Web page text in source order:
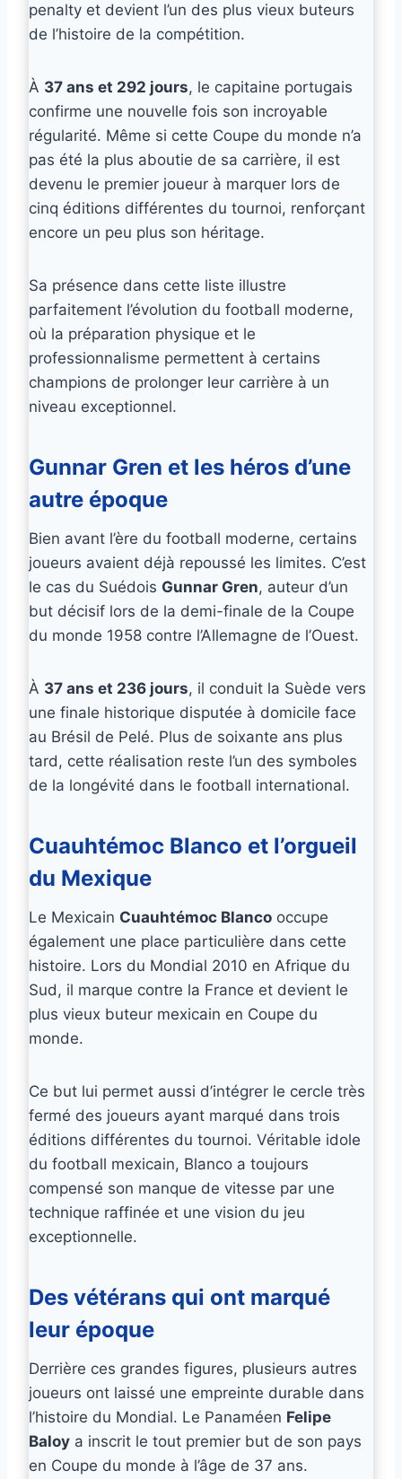
penalty et devient l’un des plus vieux buteurs
de l’histoire de la compétition.
À 37 ans et 292 jours, le capitaine portugais
confirme une nouvelle fois son incroyable
régularité. Même si cette Coupe du monde n’a
pas été la plus aboutie de sa carrière, il est
devenu le premier joueur à marquer lors de
cinq éditions différentes du tournoi, renforçant
encore un peu plus son héritage.
Sa présence dans cette liste illustre
parfaitement l’évolution du football moderne,
où la préparation physique et le
professionnalisme permettent à certains
champions de prolonger leur carrière à un
niveau exceptionnel.
Gunnar Gren et les héros d’une
autre époque
Bien avant l’ère du football moderne, certains
joueurs avaient déjà repoussé les limites. C’est
le cas du Suédois Gunnar Gren, auteur d’un
but décisif lors de la demi-finale de la Coupe
du monde 1958 contre l’Allemagne de l’Ouest.
À 37 ans et 236 jours, il conduit la Suède vers
une finale historique disputée à domicile face
au Brésil de Pelé. Plus de soixante ans plus
tard, cette réalisation reste l’un des symboles
de la longévité dans le football international.
Cuauhtémoc Blanco et l’orgueil
du Mexique
Le Mexicain Cuauhtémoc Blanco occupe
également une place particulière dans cette
histoire. Lors du Mondial 2010 en Afrique du
Sud, il marque contre la France et devient le
plus vieux buteur mexicain en Coupe du
monde.
Ce but lui permet aussi d’intégrer le cercle très
fermé des joueurs ayant marqué dans trois
éditions différentes du tournoi. Véritable idole
du football mexicain, Blanco a toujours
compensé son manque de vitesse par une
technique raffinée et une vision du jeu
exceptionnelle.
Des vétérans qui ont marqué
leur époque
Derrière ces grandes figures, plusieurs autres
joueurs ont laissé une empreinte durable dans
l’histoire du Mondial. Le Panaméen Felipe
Baloy a inscrit le tout premier but de son pays
en Coupe du monde à l’âge de 37 ans.